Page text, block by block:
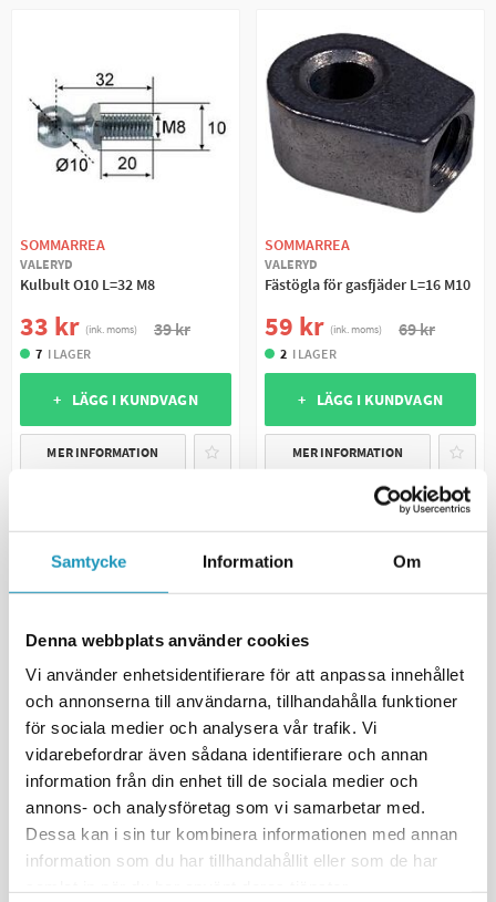
Samtycke Information Om
Denna webbplats använder cookies
Vi använder enhetsidentifierare för att anpassa innehållet
och annonserna till användarna, tillhandahålla funktioner
för sociala medier och analysera vår trafik. Vi
vidarebefordrar även sådana identifierare och annan
information från din enhet till de sociala medier och
annons- och analysföretag som vi samarbetar med.
Dessa kan i sin tur kombinera informationen med annan
information som du har tillhandahållit eller som de har
SOMMARREA
VALERYD
Kulbult O10 L=32 M8
33 kr (ink. moms) 39 kr
7 I LAGER
+ LÄGG I KUNDVAGN
MER INFORMATION
SOMMARREA
VALERYD
Fästögla för gasfjäder L=16 M10
59 kr (ink. moms) 69 kr
2 I LAGER
+ LÄGG I KUNDVAGN
MER INFORMATION
SOMMARREA
VALERYD
Kulbult O8 L 27 M6
33 kr (ink. moms) 39 kr
BESTÄLLNINGSVARA
SOMMARREA
VALERYD
Gasfjäder Arctic 27/14 668/300
1000N
688 kr (ink. moms) 809 kr
BESTÄLLNINGSVARA